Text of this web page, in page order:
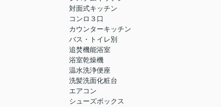
対面式キッチン
コンロ３口
カウンターキッチン
バス・トイレ別
追焚機能浴室
浴室乾燥機
温水洗浄便座
洗髪洗面化粧台
エアコン
シューズボックス